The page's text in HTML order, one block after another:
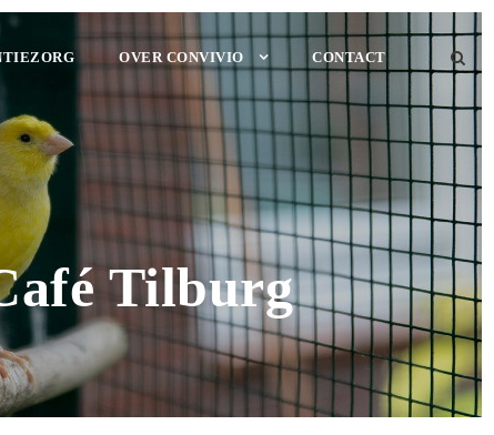
OVER CONVIVIO CONTACT
Tilburg